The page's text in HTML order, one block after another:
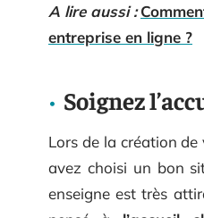
A lire aussi :
entreprise en ligne ?
Soignez
Lors de la création
avez choisi un bon
enseigne est très